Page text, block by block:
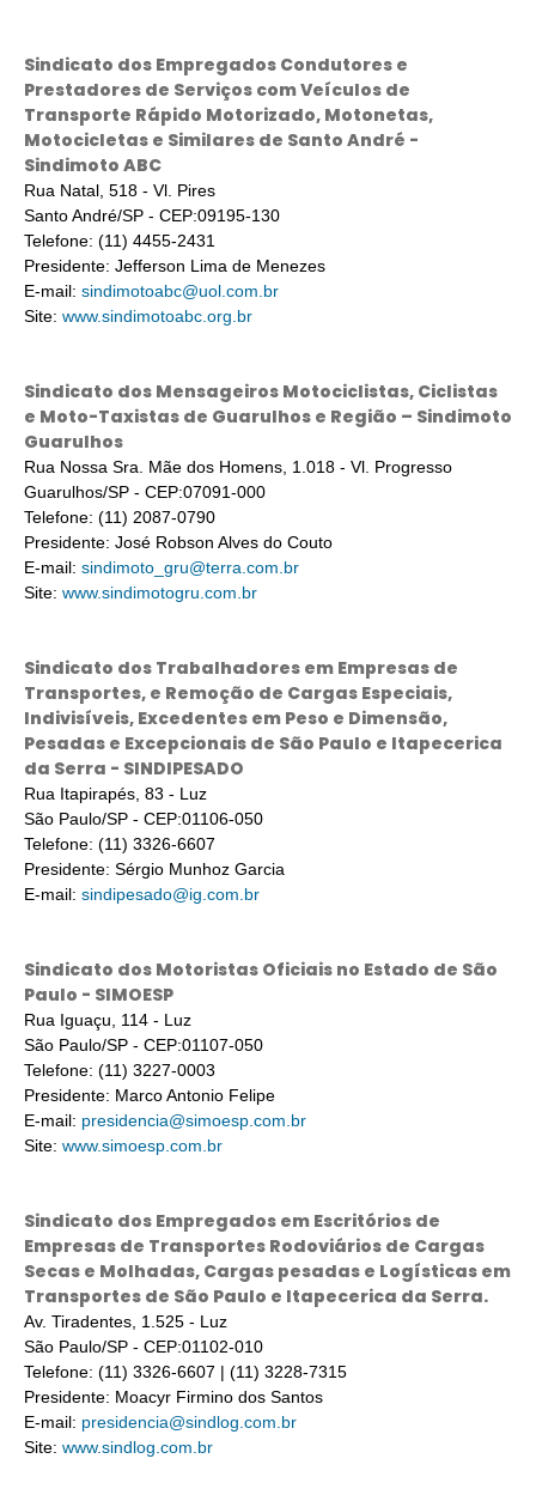
Sindicato dos Empregados Condutores e
Prestadores de Serviços com Veículos de
Transporte Rápido Motorizado, Motonetas,
Motocicletas e Similares de Santo André -
Sindimoto ABC
Rua Natal, 518 - Vl. Pires
Santo André/SP - CEP:09195-130
Telefone: (11) 4455-2431
Presidente: Jefferson Lima de Menezes
E-mail: sindimotoabc@uol.com.br
Site: www.sindimotoabc.org.br
Sindicato dos Mensageiros Motociclistas, Ciclistas
e Moto-Taxistas de Guarulhos e Região – Sindimoto
Guarulhos
Rua Nossa Sra. Mãe dos Homens, 1.018 - Vl. Progresso
Guarulhos/SP - CEP:07091-000
Telefone: (11) 2087-0790
Presidente: José Robson Alves do Couto
E-mail: sindimoto_gru@terra.com.br
Site: www.sindimotogru.com.br
Sindicato dos Trabalhadores em Empresas de
Transportes, e Remoção de Cargas Especiais,
Indivisíveis, Excedentes em Peso e Dimensão,
Pesadas e Excepcionais de São Paulo e Itapecerica
da Serra - SINDIPESADO
Rua Itapirapés, 83 - Luz
São Paulo/SP - CEP:01106-050
Telefone: (11) 3326-6607
Presidente: Sérgio Munhoz Garcia
E-mail: sindipesado@ig.com.br
Sindicato dos Motoristas Oficiais no Estado de São
Paulo - SIMOESP
Rua Iguaçu, 114 - Luz
São Paulo/SP - CEP:01107-050
Telefone: (11) 3227-0003
Presidente: Marco Antonio Felipe
E-mail: presidencia@simoesp.com.br
Site: www.simoesp.com.br
Sindicato dos Empregados em Escritórios de
Empresas de Transportes Rodoviários de Cargas
Secas e Molhadas, Cargas pesadas e Logísticas em
Transportes de São Paulo e Itapecerica da Serra.
Av. Tiradentes, 1.525 - Luz
São Paulo/SP - CEP:01102-010
Telefone: (11) 3326-6607 | (11) 3228-7315
Presidente: Moacyr Firmino dos Santos
E-mail: presidencia@sindlog.com.br
Site: www.sindlog.com.br